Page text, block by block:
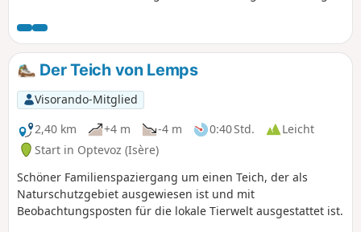
Der Teich von Lemps
Visorando-Mitglied
2,40 km
+4 m -4 m 0:40 Std.
Leicht
Start in Optevoz (Isère)
Schöner Familienspaziergang um einen Teich, der als
Naturschutzgebiet ausgewiesen ist und mit
Beobachtungsposten für die lokale Tierwelt ausgestattet ist.